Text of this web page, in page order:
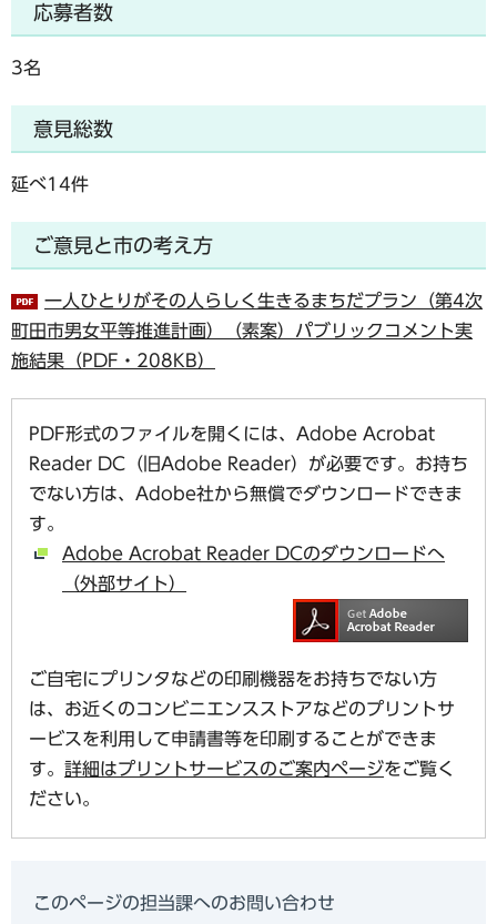
応募者数
3名
意見総数
延べ14件
ご意見と市の考え方
一人ひとりがその人らしく生きるまちだプラン（第4次
町田市男女平等推進計画）（素案）パブリックコメント実
施結果（PDF・208KB）
PDF形式のファイルを開くには、Adobe Acrobat
Reader DC（旧Adobe Reader）が必要です。お持ち
でない方は、Adobe社から無償でダウンロードできま
す。
Adobe Acrobat Reader DCのダウンロードへ
（外部サイト）
ご自宅にプリンタなどの印刷機器をお持ちでない方
は、お近くのコンビニエンスストアなどのプリントサ
ービスを利用して申請書等を印刷することができま
す。 詳細はプリントサービスのご案内ページをご覧く
ださい。
このページの担当課へのお問い合わせ